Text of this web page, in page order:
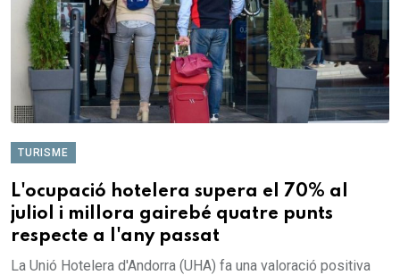
TURISME
L'ocupació hotelera supera el 70% al
juliol i millora gairebé quatre punts
respecte a l'any passat
La Unió Hotelera d'Andorra (UHA) fa una valoració positiva